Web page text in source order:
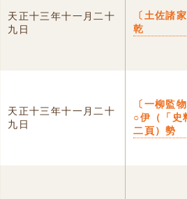
天正十三年十一月二十
九日
〔土佐諸
乾
天正十三年十一月二十
九日
〔一柳監
○伊（「史
二頁）勢